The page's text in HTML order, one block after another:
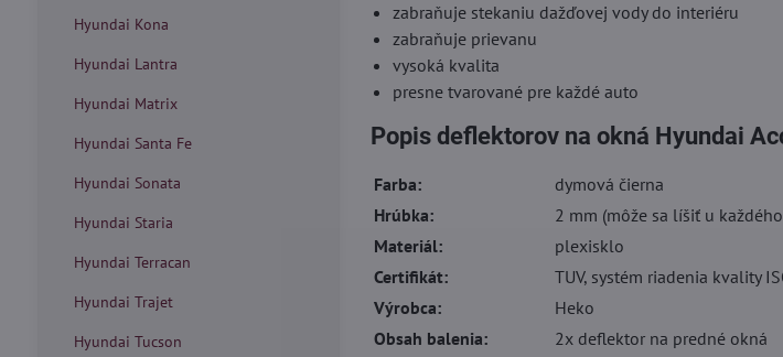
zabraňuje stekaniu dažďovej vody do interiéru
zabraňuje prievanu
vysoká kvalita
presne tvarované pre každé auto
Popis deflektorov na okná Hyundai
Farba:
dymová čierna
Hrúbka:
2 mm (môže sa líšiť u
Materiál:
plexisklo
Certifikát:
TUV, systém riadenia kvality
Výrobca:
Heko
Obsah balenia:
2x deflektor na predné okná
Hyundai Kona
Hyundai Lantra
Hyundai Matrix
Hyundai Santa Fe
Hyundai Sonata
Hyundai Staria
Hyundai Terracan
Hyundai Trajet
Hyundai Tucson